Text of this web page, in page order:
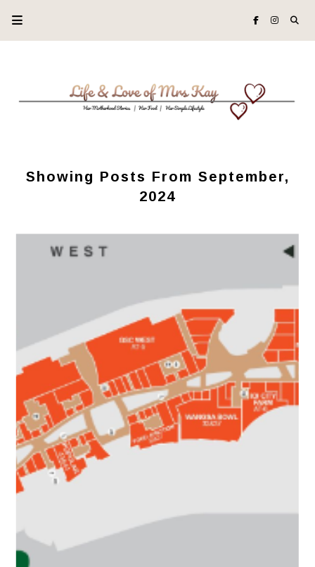
Showing Posts From September,
2024